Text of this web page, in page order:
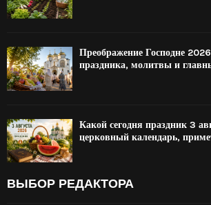
Преображение Господне
праздника, молитвы и
Какой сегодня праздник 3
церковный календарь,
ВЫБОР РЕДАКТОРА